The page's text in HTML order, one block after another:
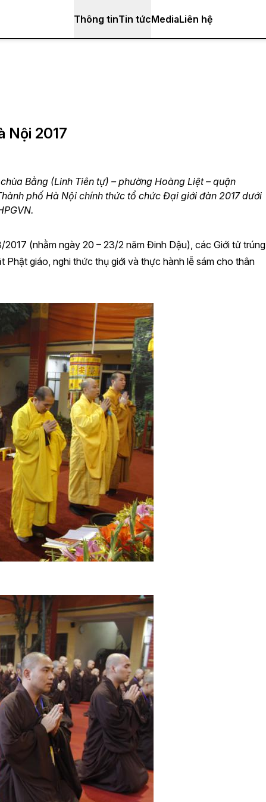
Thông tinTin tứcMediaLiên hệ
Nội 2017
Bằng (Linh Tiên tự) – phường Hoàng Liệt – quận
phố Hà Nội chính thức tổ chức Đại giới đàn 2017 dưới
2017 (nhằm ngày 20 – 23/2 năm Đinh Dậu), các Giới tử trúng
giáo, nghi thức thụ giới và thực hành lễ sám cho thân